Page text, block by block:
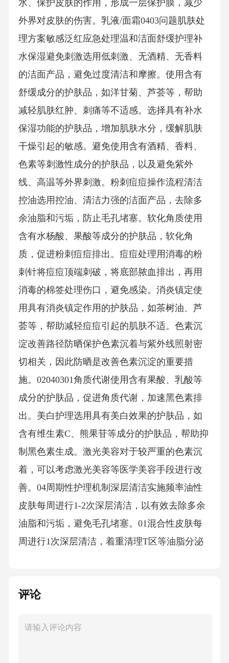
水、保护皮肤的作用，形成一层保护膜，减少
外界对皮肤的伤害。乳液/面霜0403问题肌肤处
理方案敏感泛红应急处理温和洁面舒缓护理补
水保湿避免刺激选用低刺激、无酒精、无香料
的洁面产品，避免过度清洁和摩擦。使用含有
舒缓成分的护肤品，如洋甘菊、芦荟等，帮助
减轻肌肤红肿、刺痛等不适感。选择具有补水
保湿功能的护肤品，增加肌肤水分，缓解肌肤
干燥引起的敏感。避免使用含有酒精、香料、
色素等刺激性成分的护肤品，以及避免紫外
线、高温等外界刺激。粉刺痘痘操作流程清洁
控油选用控油、清洁力强的洁面产品，去除多
余油脂和污垢，防止毛孔堵塞。软化角质使用
含有水杨酸、果酸等成分的护肤品，软化角
质，促进粉刺痘痘排出。痘痘处理用消毒的粉
刺针将痘痘顶端刺破，将底部脓血排出，再用
消毒的棉签处理伤口，避免感染。消炎镇定使
用具有消炎镇定作用的护肤品，如茶树油、芦
荟等，帮助减轻痘痘引起的肌肤不适。色素沉
淀改善路径防晒保护色素沉着与紫外线照射密
切相关，因此防晒是改善色素沉淀的重要措
施。02040301角质代谢使用含有果酸、乳酸等
成分的护肤品，促进角质代谢，加速黑色素排
出。美白护理选用具有美白效果的护肤品，如
含有维生素C、熊果苷等成分的护肤品，帮助抑
制黑色素生成。激光美容对于较严重的色素沉
着，可以考虑激光美容等医学美容手段进行改
善。04周期性护理机制深层清洁实施频率油性
皮肤每周进行1-2次深层清洁，以有效去除多余
油脂和污垢，避免毛孔堵塞。01混合性皮肤每
周进行1次深层清洁，着重清理T区等油脂分泌
然屏障，保护皮肤水分。03面膜护理类别选择
有肤质，特别是干燥和缺水肌肤，可补充皮肤
评论